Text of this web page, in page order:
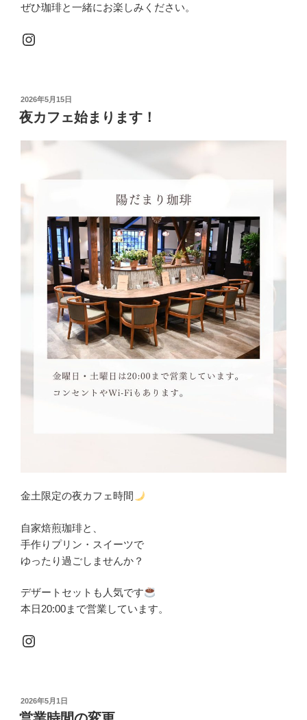
ぜひ珈琲と一緒にお楽しみください。
Instagram
投
稿
日:
2026年5月15日
夜カフェ始まります！
金土限定の夜カフェ時間
自家焙煎珈琲と、
手作りプリン・スイーツで
ゆったり過ごしませんか？
デザートセットも人気です
本日20:00まで営業しています。
Instagram
投
稿
2026年5月1日